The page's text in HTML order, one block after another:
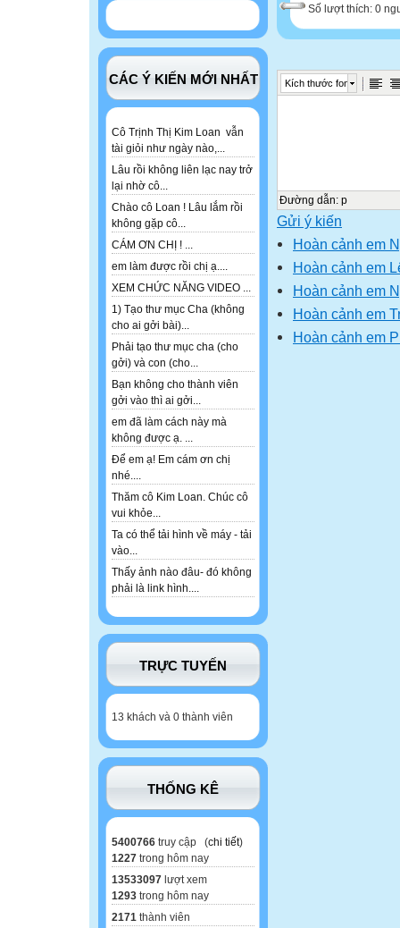
CÁC Ý KIẾN MỚI NHẤT
Cô Trịnh Thị Kim Loan vẫn
tài giỏi như ngày nào,...
Lâu rồi không liên lạc nay trở
lại nhờ cô...
Chào cô Loan ! Lâu lắm rồi
không gặp cô...
CÁM ƠN CHỊ ! ...
em làm được rồi chị ạ....
XEM CHỨC NĂNG VIDEO ...
1) Tạo thư mục Cha (không
cho ai gởi bài)...
Phải tạo thư mục cha (cho
gởi) và con (cho...
Bạn không cho thành viên
gởi vào thì ai gởi...
em đã làm cách này mà
không được ạ. ...
Để em ạ! Em cám ơn chị
nhé....
Thăm cô Kim Loan. Chúc cô
vui khỏe...
Ta có thể tải hình về máy - tải
vào...
Thấy ảnh nào đâu- đó không
phải là link hình....
TRỰC TUYẾN
13 khách và 0 thành viên
THỐNG KÊ
5400766 truy cập (chi tiết)
1227 trong hôm nay
13533097 lượt xem
1293 trong hôm nay
2171 thành viên
Số lượt thích: 0
Kích thước font
Đường dẫn: p
Gửi ý kiến
Hoàn cảnh em
Hoàn cảnh em
Hoàn cảnh em
Hoàn cảnh em
Hoàn cảnh em